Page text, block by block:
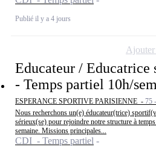
Publié il y a 4 jours
Educateur / Educatrice
- Temps partiel 10h/
ESPERANCE SPORTIVE PARISIENNE - 75
Nous recherchons un(e) éducateur(trice)
sérieux(se) pour rejoindre notre structure à
semaine. Missions principales...
CDI - Temps partiel